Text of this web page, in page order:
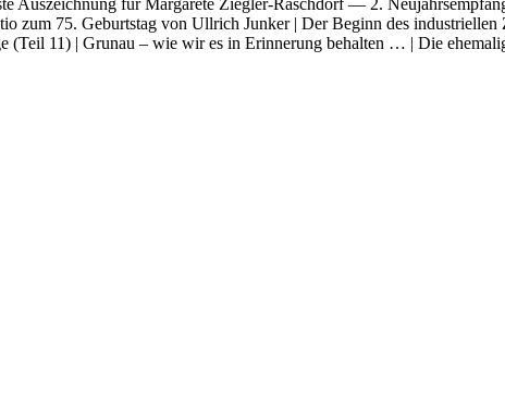
zum 75. Geburts­tag von Ull­rich Jun­ker | Der Beginn des
(Teil 11) | Gru­n­au – wie wir es in Erin­ne­rung behal­ten … | Die